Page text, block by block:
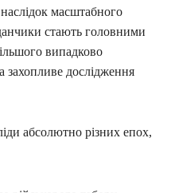
масштабного
стають головними
випадково
захопливе дослідження
абсолютно різних епох,